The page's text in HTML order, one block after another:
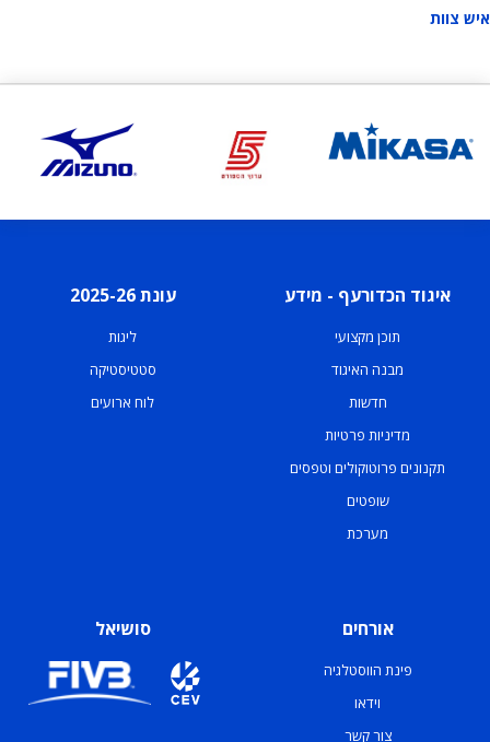
איש צוות
איגוד הכדורעף - מידע
תוכן מקצועי
מבנה האיגוד
חדשות
מדיניות פרטיות
תקנונים פרוטוקולים וטפסים
שופטים
מערכת
עונת 2025-26
ליגות
סטטיסטיקה
לוח ארועים
אורחים
פינת הווסטלגיה
וידאו
צור קשר
סושיאל